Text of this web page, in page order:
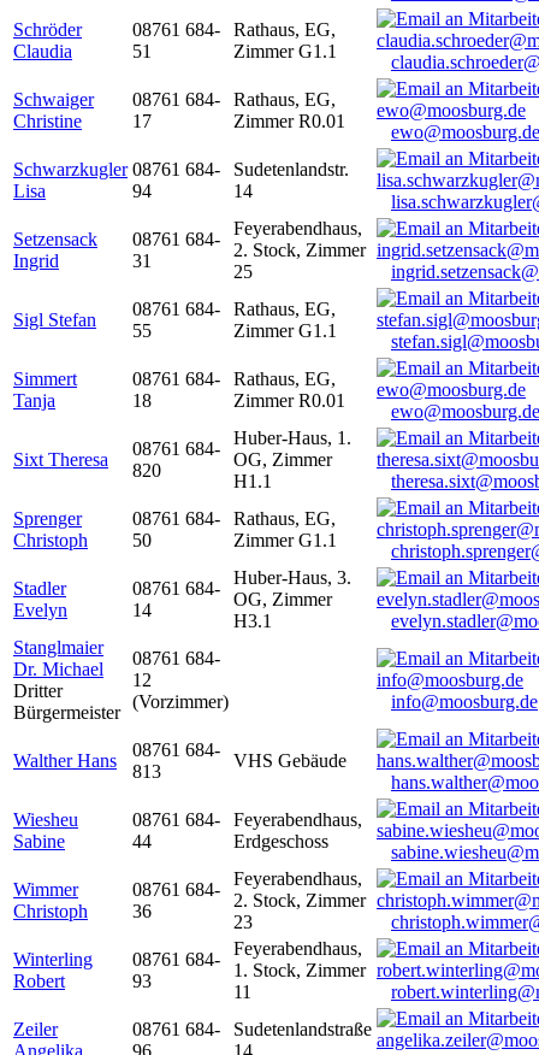
Schröder
Claudia
08761 684-
51
Rathaus, EG,
Zimmer G1.1
Schwaiger
Christine
08761 684-
17
Rathaus, EG,
Zimmer R0.01
ewo@moosburg.de
Schwarzkugler
Lisa
08761 684-
94
Sudetenlandstr.
14
Setzensack
Ingrid
08761 684-
31
Feyerabendhaus,
2. Stock, Zimmer
25
Sigl Stefan
08761 684-
55
Rathaus, EG,
Zimmer G1.1
Simmert
Tanja
08761 684-
18
Rathaus, EG,
Zimmer R0.01
ewo@moosburg.de
Sixt Theresa
08761 684-
820
Huber-Haus, 1.
OG, Zimmer
H1.1
Sprenger
Christoph
08761 684-
50
Rathaus, EG,
Zimmer G1.1
Stadler
Evelyn
08761 684-
14
Huber-Haus, 3.
OG, Zimmer
H3.1
Stanglmaier
Dr. Michael
Dritter
Bürgermeister
08761 684-
12
(Vorzimmer)
info@moosburg.de
Walther Hans
08761 684-
813
VHS Gebäude
Wiesheu
Sabine
08761 684-
44
Feyerabendhaus,
Erdgeschoss
Wimmer
Christoph
08761 684-
36
Feyerabendhaus,
2. Stock, Zimmer
23
Winterling
Robert
08761 684-
93
Feyerabendhaus,
1. Stock, Zimmer
11
Zeiler
Angelika
08761 684-
96
Sudetenlandstraße
14